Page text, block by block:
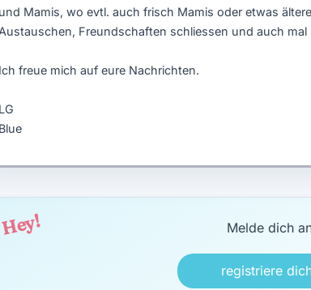
und Mamis, wo evtl. auch frisch Mamis oder etwas
Austauschen, Freundschaften schliessen und auch mal
Ich freue mich auf eure Nachrichten.
LG
Blue
Hey! Melde dich
registriere